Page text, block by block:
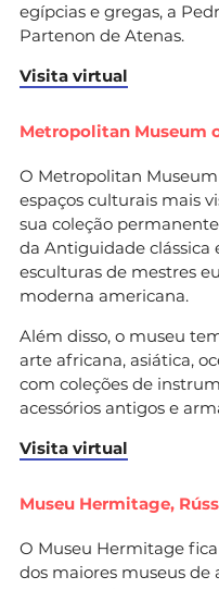
egípcias e gregas, a
Partenon de Atenas.
Visita virtual
Metropolitan Museum
O Metropolitan
espaços culturais mais
sua coleção
da Antiguidade clássica
esculturas de mestres
moderna americana.
Além disso, o museu
arte africana, asiática,
com coleções de
acessórios antigos e
Visita virtual
Museu Hermitage,
O Museu Hermitage
dos maiores museus